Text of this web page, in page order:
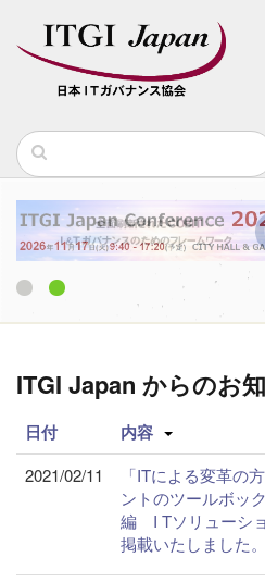
ITGI Japan からのお
日付 内容
2021/02/11
「ITによる変革
ントのツールボッ
編 I Tソリューシ
掲載いたしました。